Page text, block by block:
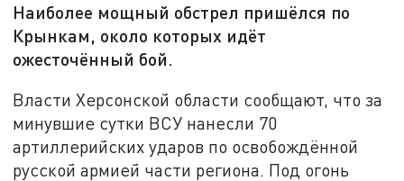
Наиболее мощный обстрел пришёлся по
Крынкам, около которых идёт
ожесточённый бой.
Власти Херсонской области сообщают, что за
минувшие сутки ВСУ нанесли 70
артиллерийских ударов по освобождённой
русской армией части региона. Под огонь